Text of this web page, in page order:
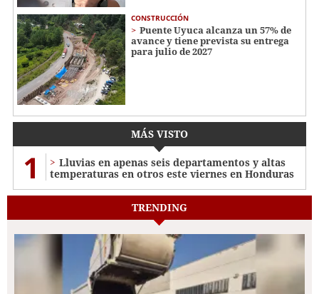
CONSTRUCCIÓN
Puente Uyuca alcanza un 57% de
avance y tiene prevista su entrega
para julio de 2027
MÁS VISTO
1
Lluvias en apenas seis departamentos y altas
temperaturas en otros este viernes en Honduras
TRENDING